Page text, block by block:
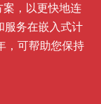
，以更快地连
服务在嵌入式计
，可帮助您保持